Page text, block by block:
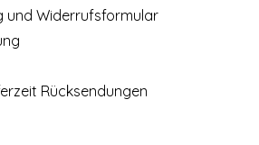
und Widerrufsformular
Rücksendungen